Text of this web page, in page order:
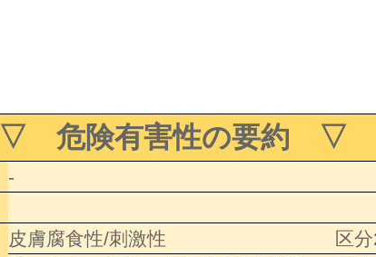
▽ 危険有害性の要約 ▽
-
皮膚腐食性/刺激性
区